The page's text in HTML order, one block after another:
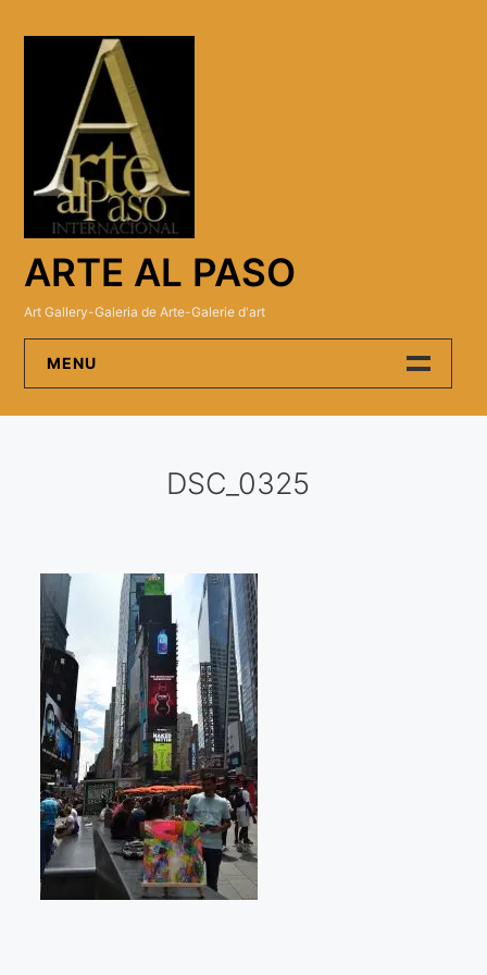
ARTE AL PASO
Art Gallery-Galeria de Arte-Galerie d'art
MENU
Visitas a los ateliers o talleres de artistas
Presse
Qué dicen de nosotros?
Aviso legal
Política de cookies
Expositions
Bruit de gommettes Paris 2025
DSC_0325